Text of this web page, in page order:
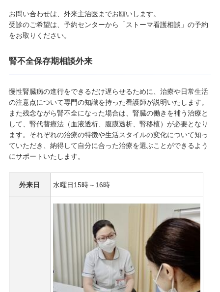
お問い合わせは、外来主治医までお願いします。
受診のご希望は、予約センターから「ストーマ看護相談」の予約
をお取りください。
腎不全保存期相談外来
慢性腎臓病の進行をできるだけ遅らせるために、治療や日常生活
の注意点について専門の知識を持った看護師が説明いたします。
また残念ながら腎不全になった場合は、腎臓の働きを補う治療と
して、腎代替療法（血液透析、腹膜透析、腎移植）が必要となり
ます。それぞれの治療の特徴や生活スタイルの変化について知っ
ていただき、納得して自分に合った治療を選ぶことができるよう
にサポートいたします。
外来日 水曜日15時～16時